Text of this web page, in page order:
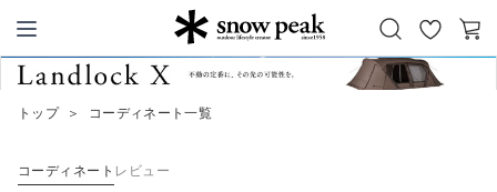
Snow Peak
お
気
カ
トップ ＞ コーディネート一覧
コーディネート レビュー